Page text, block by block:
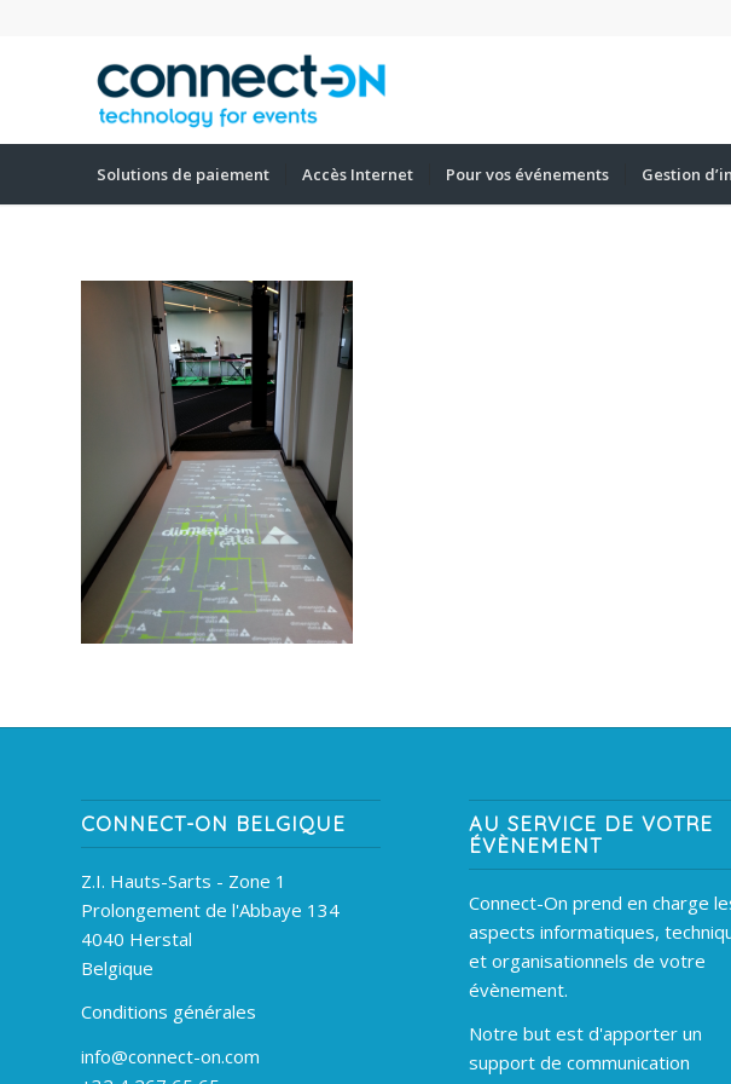
Solutions de paiement Accès Internet Pour vos événements Gestion
CONNECT-ON BELGIQUE
Z.I. Hauts-Sarts - Zone 1
Prolongement de l'Abbaye 134
4040 Herstal
Belgique
Conditions générales
info@connect-on.com
AU SERVICE DE VOTRE
ÉVÈNEMENT
Connect-On prend en charge
aspects informatiques,
et organisationnels de votre
évènement.
Notre but est d'apporter un
support de communication